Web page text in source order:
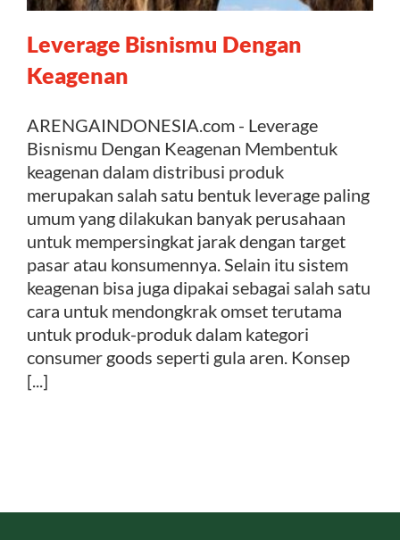
Kontak
Leverage Bisnismu Dengan
Keagenan
ARENGAINDONESIA.com - Leverage
Bisnismu Dengan Keagenan Membentuk
keagenan dalam distribusi produk
merupakan salah satu bentuk leverage paling
umum yang dilakukan banyak perusahaan
untuk mempersingkat jarak dengan target
pasar atau konsumennya. Selain itu sistem
keagenan bisa juga dipakai sebagai salah satu
cara untuk mendongkrak omset terutama
untuk produk-produk dalam kategori
consumer goods seperti gula aren. Konsep
[...]